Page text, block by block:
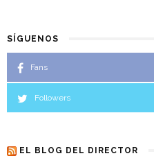
SÍGUENOS
Fans
Followers
EL BLOG DEL DIRECTOR